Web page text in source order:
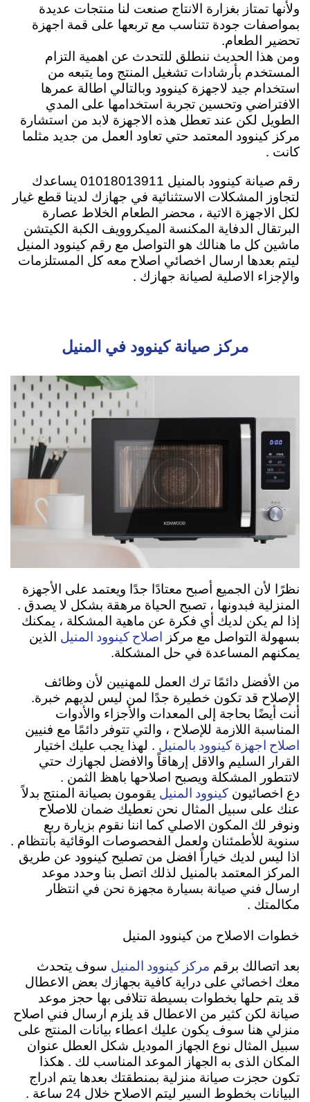
ولأنها تمتاز بغزارة الانتاج صنعت لنا منتجات عديدة
بمواصفات جودة تتناسب مع تربعها على قمة اجهزة
تحضير الطعام.
ومن هذا الحديث ننطلق للتحدث عن اهمية التزام
المستخدم بأرشادات تشغيل المنتج وما يتبعه من
استخدام جيد لاجهزة كينوود وبالتالي اطالة عمرها
الافتراضي وتحسين تجربة استخدامها على المدي
الطويل لكن عند تعطل هذه الاجهزة لابد من استشارة
مركز كينوود المعتمد حتي تعاود العمل من جديد مثلما
كانت .
رقم صيانة كينوود بالمنيل 01018013911 يساعدك
لتجاوز المشكلات الاستثنائية في جهازك لدينا قطع غيار
لكل الاجهزة الاتية ، محضر الطعام الخلاط عصارة
البرتقال الدفاية المكنسة الميكروويف الكبة الكيتشن
ماشين كل ما هنالك هو التواصل مع رقم كينوود المنيل
ليتم بعدها ارسال اخصائي اصلاح معه كل المستلزمات
والإجزاء الاصلية لصيانة جهازك .
مركز صيانة كينوود في المنيل
نظرًا لأن الجميع أصبح معتادًا جدًا ويعتمد على الأجهزة
المنزلية فبدونها ، تصبح الحياة مرهقة بشكل لا يصدق .
إذا لم يكن لديك أي فكرة عن ماهية المشكلة ، يمكنك
بسهولة التواصل مع مركز اصلاح كينوود المنيل الذين
يمكنهم المساعدة في حل المشكلة.
من الأفضل دائمًا ترك العمل للمهنيين لأن وظائف
الإصلاح قد تكون خطيرة جدًا لمن ليس لديهم خبرة.
أنت أيضًا بحاجة إلى المعدات والأجزاء والأدوات
المناسبة اللازمة للإصلاح ، والتي تتوفر دائمًا مع فنيين
اصلاح اجهزة كينوود بالمنيل . لهذا يجب عليك اختيار
القرار السليم والاقل إرهاقاً والافضل لجهازك حتي
لاتتطور المشكلة ويصبح اصلاحها باهظ الثمن .
دع اخصائيون كينوود المنيل يقومون بصيانة المنتج بدلاً
عنك على سبيل المثال نحن نعطيك ضمان للاصلاح
ونوفر لك المكون الاصلي كما اننا نقوم بزيارة ربع
سنوية للأطمئنان ولعمل الفحصوصات الوقائية بأنتظام .
اذا ليس لديك خياراً افضل من تصليح كينوود عن طريق
المركز المعتمد بالمنيل لذلك اتصل بنا وحدد موعد
ارسال فني صيانة بسيارة مجهزة نحن في انتظار
مكالمتك .
خطوات الاصلاح من كينوود المنيل
بعد اتصالك برقم مركز كينوود المنيل سوف يتحدث
معك اخصائي على دراية كافية بجهازك بعض الاعطال
قد يتم حلها بخطوات بسيطة تتلافى بها حجز موعد
صيانة لكن كثير من الاعطال قد يلزم ارسال فني اصلاح
منزلي هنا سوف يكون عليك اعطاء بيانات المنتج على
سبيل المثال نوع الجهاز الموديل شكل العطل عنوان
المكان الذى به الجهاز الموعد المناسب لك . هكذا
تكون حجزت صيانة منزلية بمنطقتك بعدها يتم ادراج
البيانات بخطوط السير ليتم الاصلاح خلال 24 ساعة .